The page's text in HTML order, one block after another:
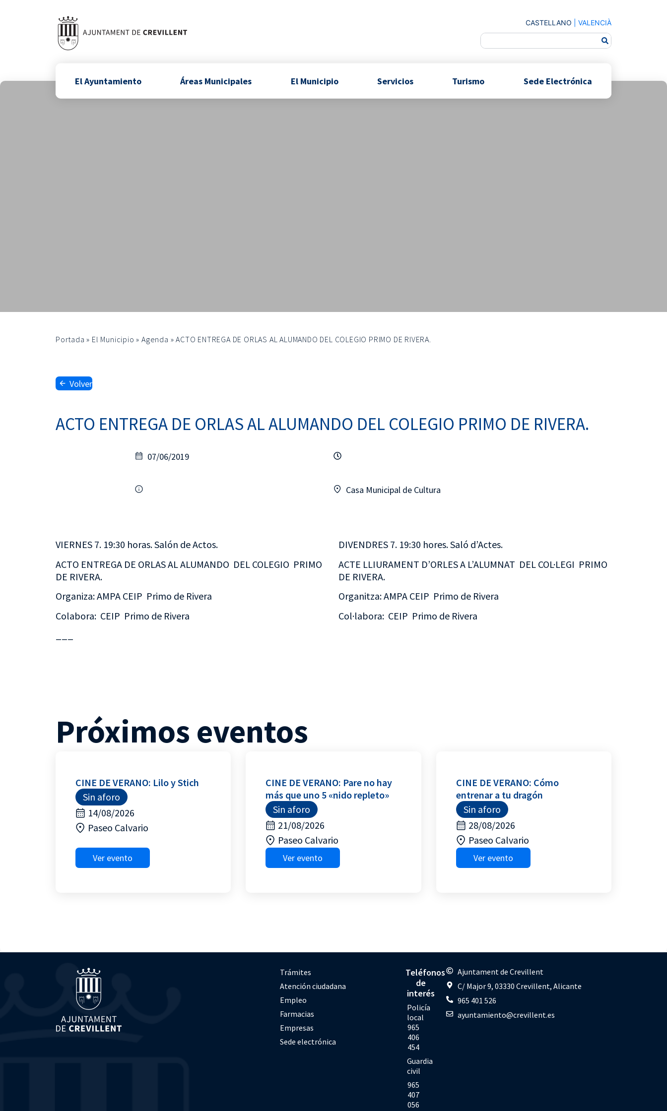
CASTELLANO VALENCIÀ
El Ayuntamiento Áreas Municipales El Municipio Servicios Turismo Sede Electrónica
Portada » El Municipio »Agenda »ACTO ENTREGA DE ORLAS AL ALUMANDO DEL COLEGIO PRIMO DE RIVERA.
Volver
ACTO ENTREGA DE ORLAS AL ALUMANDO DEL COLEGIO PRIMO DE RIVERA.
07/06/2019
Casa Municipal de Cultura
VIERNES 7. 19:30 horas. Salón de Actos.
ACTO ENTREGA DE ORLAS AL ALUMANDO DEL COLEGIO PRIMO
DE RIVERA.
Organiza: AMPA CEIP Primo de Rivera
Colabora: CEIP Primo de Rivera
DIVENDRES 7. 19:30 hores. Saló d’Actes.
ACTE LLIURAMENT D’ORLES A L’ALUMNAT DEL COL·LEGI PRIMO
DE RIVERA.
Organitza: AMPA CEIP Primo de Rivera
Col·labora: CEIP Primo de Rivera
Próximos eventos
CINE DE VERANO: Lilo y Stich
Sin aforo
14/08/2026
Paseo Calvario
Ver evento
CINE DE VERANO: Pare no hay
más que uno 5 «nido repleto»
Sin aforo
21/08/2026
Paseo Calvario
Ver evento
CINE DE VERANO: Cómo
entrenar a tu dragón
Sin aforo
28/08/2026
Paseo Calvario
Ver evento
Trámites
Atención ciudadana
Empleo
Farmacias
Empresas
Sede electrónica
Teléfonos
de
interés
Policía
local
965
406
454
Guardia
civil
965
407
056
Ajuntament de Crevillent
C/ Major 9, 03330 Crevillent, Alicante
965 401 526
ayuntamiento@crevillent.es